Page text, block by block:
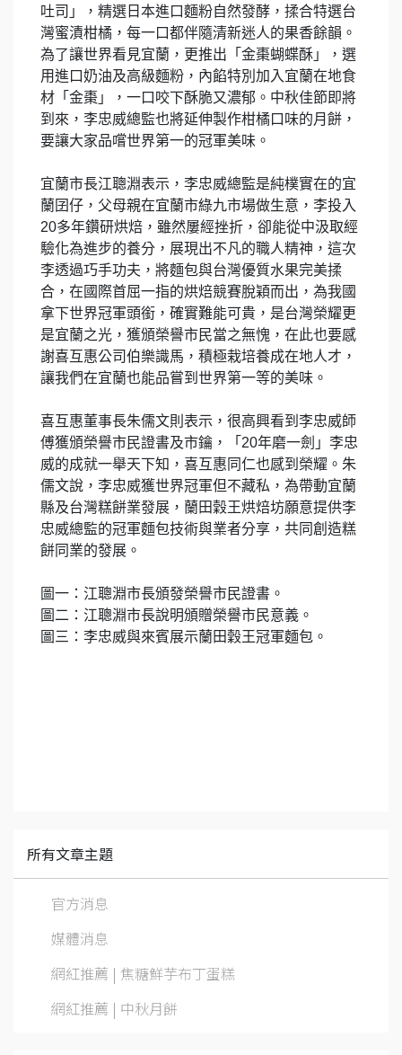
吐司」，精選日本進口麵粉自然發酵，揉合特選台
灣蜜漬柑橘，每一口都伴隨清新迷人的果香餘韻。
為了讓世界看見宜蘭，更推出「金棗蝴蝶酥」，選
用進口奶油及高級麵粉，內餡特別加入宜蘭在地食
材「金棗」，一口咬下酥脆又濃郁。中秋佳節即將
到來，李忠威總監也將延伸製作柑橘口味的月餅，
要讓大家品嚐世界第一的冠軍美味。
宜蘭市長江聰淵表示，李忠威總監是純樸實在的宜
蘭囝仔，父母親在宜蘭市綠九市場做生意，李投入
20多年鑽研烘焙，雖然屢經挫折，卻能從中汲取經
驗化為進步的養分，展現出不凡的職人精神，這次
李透過巧手功夫，將麵包與台灣優質水果完美揉
合，在國際首屈一指的烘焙競賽脫穎而出，為我國
拿下世界冠軍頭銜，確實難能可貴，是台灣榮耀更
是宜蘭之光，獲頒榮譽市民當之無愧，在此也要感
謝喜互惠公司伯樂識馬，積極栽培養成在地人才，
讓我們在宜蘭也能品嘗到世界第一等的美味。
喜互惠董事長朱儒文則表示，很高興看到李忠威師
傅獲頒榮譽市民證書及市鑰，「20年磨一劍」李忠
威的成就一舉天下知，喜互惠同仁也感到榮耀。朱
儒文說，李忠威獲世界冠軍但不藏私，為帶動宜蘭
縣及台灣糕餅業發展，蘭田穀王烘焙坊願意提供李
忠威總監的冠軍麵包技術與業者分享，共同創造糕
餅同業的發展。
圖一：江聰淵市長頒發榮譽市民證書。
圖二：江聰淵市長說明頒贈榮譽市民意義。
圖三：李忠威與來賓展示蘭田穀王冠軍麵包。
所有文章主題
官方消息
媒體消息
網紅推薦 | 焦糖鮮芋布丁蛋糕
網紅推薦 | 中秋月餅